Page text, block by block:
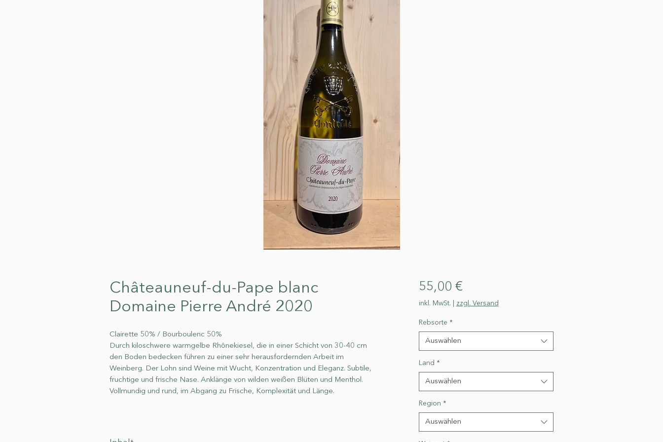
Châteauneuf-du-Pape blanc
Domaine Pierre André 2020
Clairette 50% / Bourboulenc 50%
Durch kiloschwere warmgelbe Rhônekiesel, die in einer Schicht von 30-40 cm
den Boden bedecken führen zu einer sehr herausfordernden Arbeit im
Weinberg. Der Lohn sind Weine mit Wucht, Konzentration und Eleganz. Subtile,
fruchtige und frische Nase. Anklänge von wilden weißen Blüten und Menthol.
Vollmundig und rund, im Abgang zu Frische, Komplexität und Länge.
55,00 €Preis
inkl. MwSt. zzgl. Versand
Rebsorte *
Auswählen
Land *
Auswählen
Region *
Auswählen